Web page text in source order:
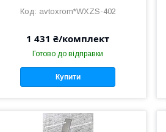
avtoxrom*WXZS-402
1 431 ₴/комплект
Готово до відправки
Купити